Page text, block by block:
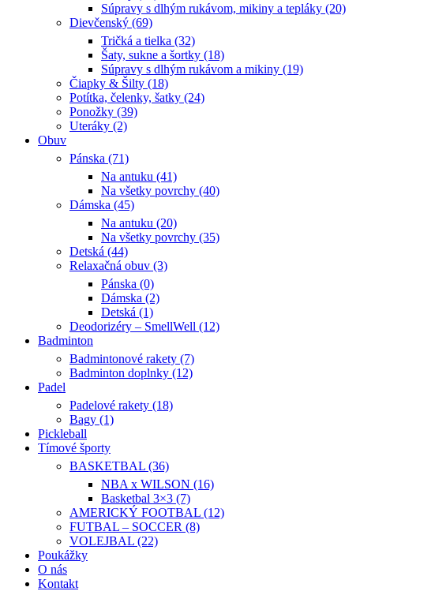
Súpravy s dlhým rukávom, mikiny a tepláky (20)
Dievčenský (69)
Tričká a tielka (32)
Šaty, sukne a šortky (18)
Súpravy s dlhým rukávom a mikiny (19)
Čiapky & Šilty (18)
Potítka, čelenky, šatky (24)
Ponožky (39)
Uteráky (2)
Obuv
Pánska (71)
Na antuku (41)
Na všetky povrchy (40)
Dámska (45)
Na antuku (20)
Na všetky povrchy (35)
Detská (44)
Relaxačná obuv (3)
Pánska (0)
Dámska (2)
Detská (1)
Deodorizéry – SmellWell (12)
Badminton
Badmintonové rakety (7)
Badminton doplnky (12)
Padel
Padelové rakety (18)
Bagy (1)
Pickleball
Tímové športy
BASKETBAL (36)
NBA x WILSON (16)
Basketbal 3×3 (7)
AMERICKÝ FOOTBAL (12)
FUTBAL – SOCCER (8)
VOLEJBAL (22)
Poukážky
O nás
Kontakt